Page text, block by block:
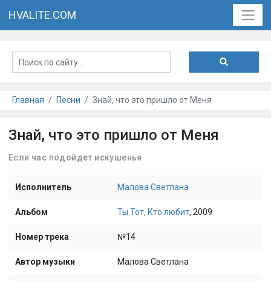
HVALITE.COM
Главная Песни Знай, что это пришло от Меня
Знай, что это пришло от Меня
Если час подойдет искушенья
Исполнитель Малова Светлана
Альбом Ты Тот, Кто любит, 2009
Номер трека №14
Автор музыки Малова Светлана